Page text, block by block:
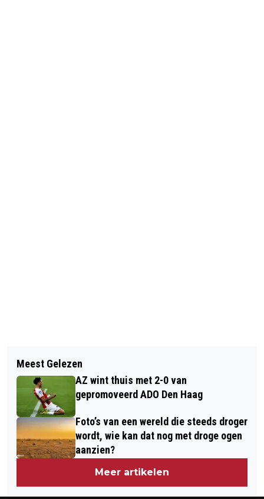
ZEKER TOT 10.00 UUR GEEN
TREINVERKEER DOOR WINTERWEER
EN IT-STORING
PLOGGER EN
ZWERFAFVALINZAMELAAR PAUL
WAYE AAN START VAN EGMOND
HALVE MARATHON
Meest Gelezen
AZ wint thuis met 2-0 van
gepromoveerd ADO Den Haag
Foto’s van een wereld die steeds droger
wordt, wie kan dat nog met droge ogen
aanzien?
Meer artikelen